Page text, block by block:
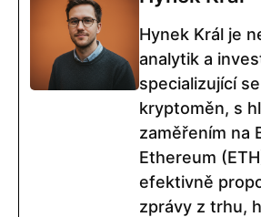
Hynek Král je
analytik a
specializující
kryptoměn, s
zaměřením na
Ethereum
efektivně
zprávy z trhu,